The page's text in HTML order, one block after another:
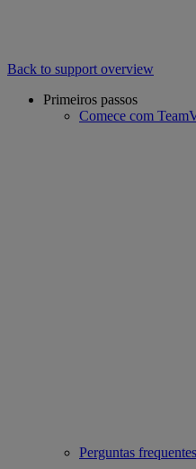
Back to support overview
Primeiros passos
Comece com
Perguntas